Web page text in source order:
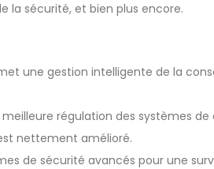
la sécurité, et bien plus encore.
une gestion intelligente de la
meilleure régulation des systèmes
nettement amélioré.
de sécurité avancés pour une